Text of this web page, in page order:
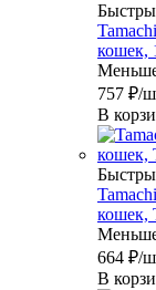
кошек,
757 ₽/
В
кошек,
664 ₽/
В